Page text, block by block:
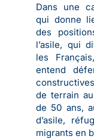
Dans une
qui donne
des
l’asile, qui
les
entend
de terrain
de 50 ans,
d’asile,
migrants en